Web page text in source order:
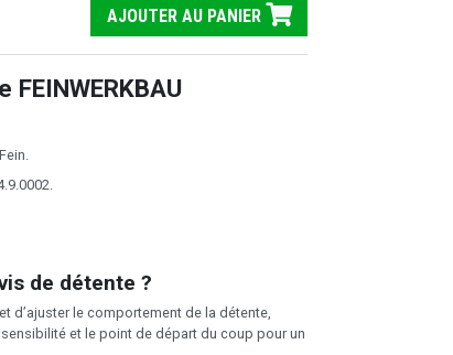
AJOUTER AU PANIER
de détente ?
d’ajuster le comportement de la détente,
et le point de départ du coup pour un